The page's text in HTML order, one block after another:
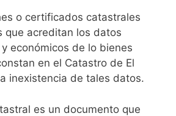
o certificados catastrales
que acreditan los datos
económicos de lo bienes
en el Catastro de El
inexistencia de tales datos.
es un documento que